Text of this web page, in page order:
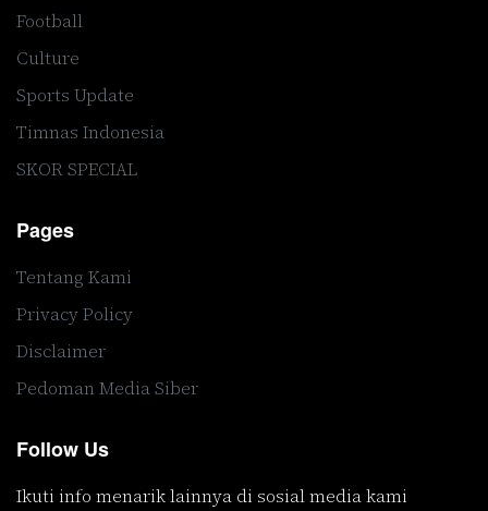
Football
Culture
Sports Update
Timnas Indonesia
SKOR SPECIAL
Pages
Tentang Kami
Privacy Policy
Disclaimer
Pedoman Media Siber
Follow Us
Ikuti info menarik lainnya di sosial media kami